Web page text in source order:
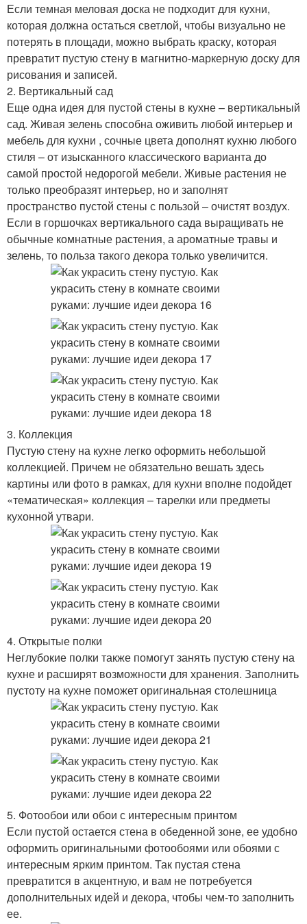
Если темная меловая доска не подходит для кухни,
которая должна остаться светлой, чтобы визуально не
потерять в площади, можно выбрать краску, которая
превратит пустую стену в магнитно-маркерную доску для
рисования и записей.
2. Вертикальный сад
Еще одна идея для пустой стены в кухне – вертикальный
сад. Живая зелень способна оживить любой интерьер и
мебель для кухни , сочные цвета дополнят кухню любого
стиля – от изысканного классического варианта до
самой простой недорогой мебели. Живые растения не
только преобразят интерьер, но и заполнят
пространство пустой стены с пользой – очистят воздух.
Если в горшочках вертикального сада выращивать не
обычные комнатные растения, а ароматные травы и
зелень, то польза такого декора только увеличится.
3. Коллекция
Пустую стену на кухне легко оформить небольшой
коллекцией. Причем не обязательно вешать здесь
картины или фото в рамках, для кухни вполне подойдет
«тематическая» коллекция – тарелки или предметы
кухонной утвари.
4. Открытые полки
Неглубокие полки также помогут занять пустую стену на
кухне и расширят возможности для хранения. Заполнить
пустоту на кухне поможет оригинальная столешница
5. Фотообои или обои с интересным принтом
Если пустой остается стена в обеденной зоне, ее удобно
оформить оригинальными фотообоями или обоями с
интересным ярким принтом. Так пустая стена
превратится в акцентную, и вам не потребуется
дополнительных идей и декора, чтобы чем-то заполнить
ее.